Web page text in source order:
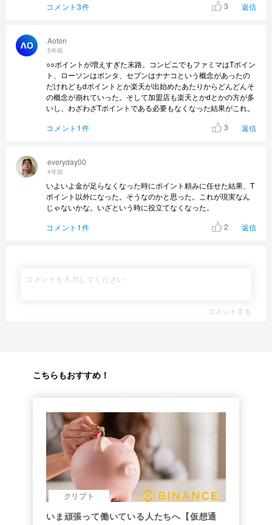
everyday00
4年前
いよいよ金が足らなくなった時にポイント頼みに任せた結果、T
ポイント以外になった。そうなのかと思った。これが現実なん
じゃないかな。いざという時に役立てなくなった。
コメント1件
2 返信
Aoton
5年前
○○ポイントが増えすぎた末路。コンビニでもファミマはTポイン
ト、ローソンはポンタ、セブンはナナコという概念があったの
だけれどもdポイントとか楽天が出始めたあたりからどんどんそ
の概念が崩れていった。そして加盟店も楽天とかdとかの方が多
いし、わざわざTポイントである必要もなくなった結果がこれ。
コメント1件
3 返信
コメント3件
3 返信
コメントする
こちらもおすすめ！
クリプト
いま頑張って働いている人たちへ【仮想通